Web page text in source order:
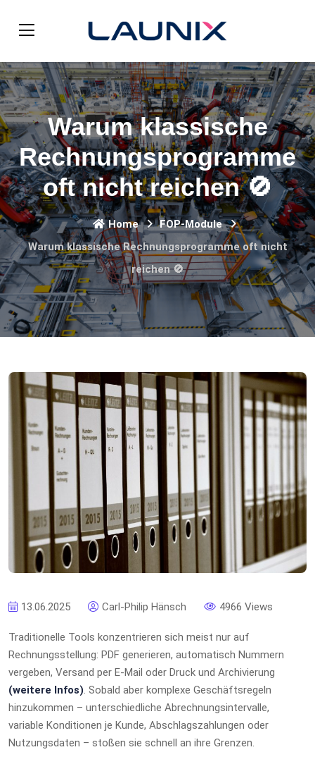
Warum klassische
Rechnungsprogramme
oft nicht reichen 🚫
Home
FOP-Module
Warum klassische Rechnungsprogramme oft nicht
reichen 🚫
13.06.2025 Carl-Philip Hänsch 4966 Views
Traditionelle Tools konzentrieren sich meist nur auf
Rechnungsstellung: PDF generieren, automatisch Nummern
vergeben, Versand per E‑Mail oder Druck und Archivierung
(weitere Infos). Sobald aber komplexe Geschäftsregeln
hinzukommen – unterschiedliche Abrechnungsintervalle,
variable Konditionen je Kunde, Abschlagszahlungen oder
Nutzungsdaten – stoßen sie schnell an ihre Grenzen.